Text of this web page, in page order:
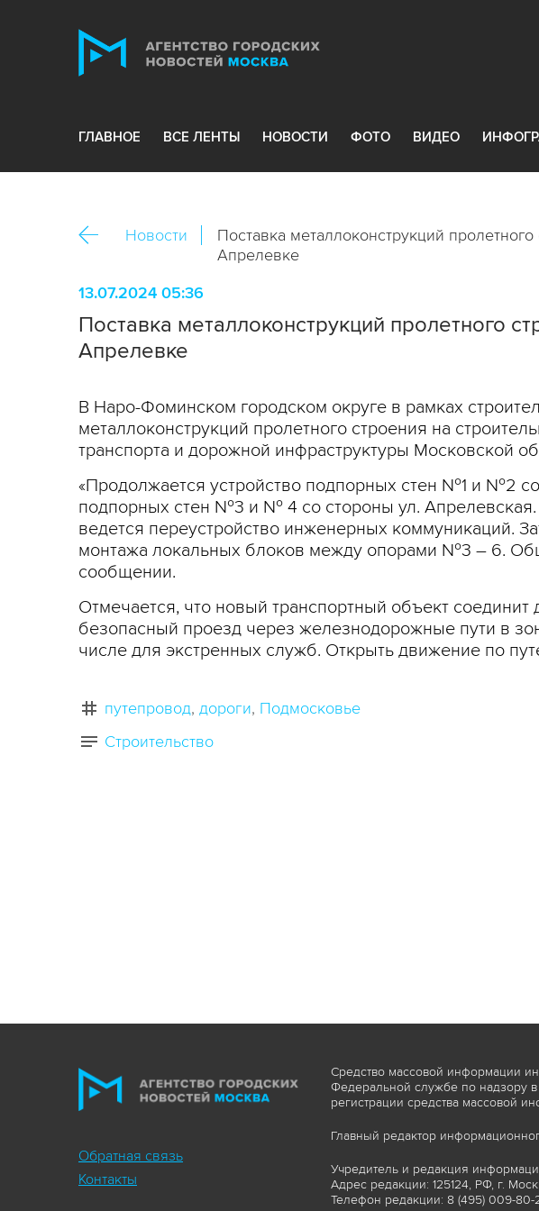
ГЛАВНОЕ ВСЕ ЛЕНТЫ НОВОСТИ ФОТО ВИДЕО
Новости
Поставка металлоконструкций
Апрелевке
13.07.2024 05:36
Поставка металлоконструкций пролетного
Апрелевке
В Наро-Фоминском городском округе в рамках
металлоконструкций пролетного строения на
транспорта и дорожной инфраструктуры Московской
«Продолжается устройство подпорных стен №1 и №2 со
подпорных стен №3 и № 4 со стороны ул.
ведется переустройство инженерных коммуникаций.
монтажа локальных блоков между опорами №3 – 6.
сообщении.
Отмечается, что новый транспортный объект
безопасный проезд через железнодорожные пути в
числе для экстренных служб. Открыть движение по
путепровод дороги Подмосковье
Строительство
Обратная связь
Контакты
Средство массовой информации
Федеральной службе по надзору
регистрации средства массовой
Главный редактор
Учредитель и редакция
Адрес редакции: 125124, РФ, г.
Телефон редакции: 8 (495) 009-80-